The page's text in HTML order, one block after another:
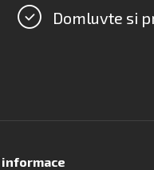
Domluvte si